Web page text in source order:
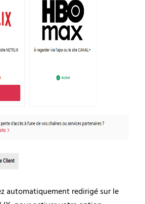
automatiquement redirigé sur le